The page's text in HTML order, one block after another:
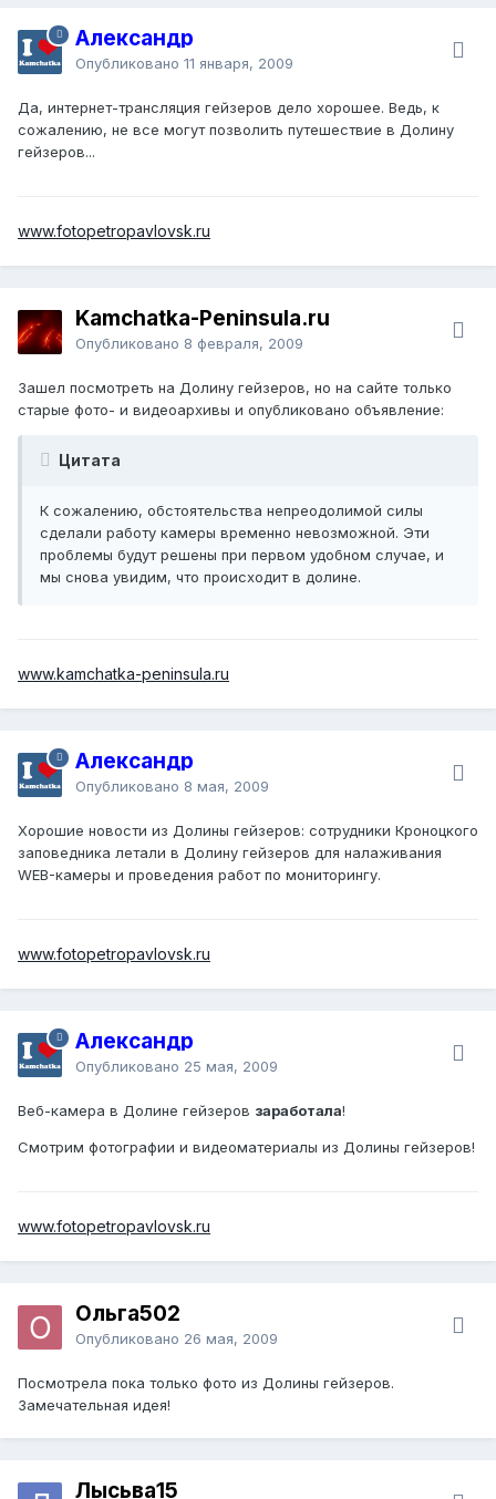
Александр
Опубликовано 11 января, 2009
Да, интернет-трансляция гейзеров дело хорошее. Ведь, к
сожалению, не все могут позволить путешествие в Долину
гейзеров...
www.fotopetropavlovsk.ru
Kamchatka-Peninsula.ru
Опубликовано 8 февраля, 2009
Зашел посмотреть на Долину гейзеров, но на сайте только
старые фото- и видеоархивы и опубликовано объявление:
Цитата
К сожалению, обстоятельства непреодолимой силы
сделали работу камеры временно невозможной. Эти
проблемы будут решены при первом удобном случае, и
мы снова увидим, что проиcходит в долине.
www.kamchatka-peninsula.ru
Александр
Опубликовано 8 мая, 2009
Хорошие новости из Долины гейзеров: сотрудники Кроноцкого
заповедника летали в Долину гейзеров для налаживания
WEB-камеры и проведения работ по мониторингу.
www.fotopetropavlovsk.ru
Александр
Опубликовано 25 мая, 2009
Веб-камера в Долине гейзеров заработала!
Смотрим фотографии и видеоматериалы из Долины гейзеров!
www.fotopetropavlovsk.ru
Ольга502
Опубликовано 26 мая, 2009
Посмотрела пока только фото из Долины гейзеров.
Замечательная идея!
Лысьва15